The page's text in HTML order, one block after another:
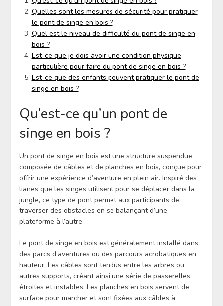
Quelles sont les mesures de sécurité pour pratiquer
le pont de singe en bois ?
Quel est le niveau de difficulté du pont de singe en
bois ?
Est-ce que je dois avoir une condition physique
particulière pour faire du pont de singe en bois ?
Est-ce que des enfants peuvent pratiquer le pont de
singe en bois ?
Qu’est-ce qu’un pont de
singe en bois ?
Un pont de singe en bois est une structure suspendue
composée de câbles et de planches en bois, conçue pour
offrir une expérience d’aventure en plein air. Inspiré des
lianes que les singes utilisent pour se déplacer dans la
jungle, ce type de pont permet aux participants de
traverser des obstacles en se balançant d’une
plateforme à l’autre.
Le pont de singe en bois est généralement installé dans
des parcs d’aventures ou des parcours acrobatiques en
hauteur. Les câbles sont tendus entre les arbres ou
autres supports, créant ainsi une série de passerelles
étroites et instables. Les planches en bois servent de
surface pour marcher et sont fixées aux câbles à